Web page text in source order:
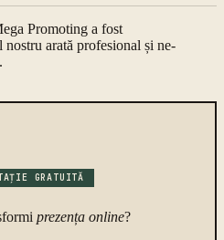
Promoting a fost
arată profesional și ne-
GRATUITĂ
prezența online?